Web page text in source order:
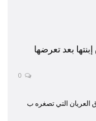
بعد تعرضها
العريان التي تصغره ب